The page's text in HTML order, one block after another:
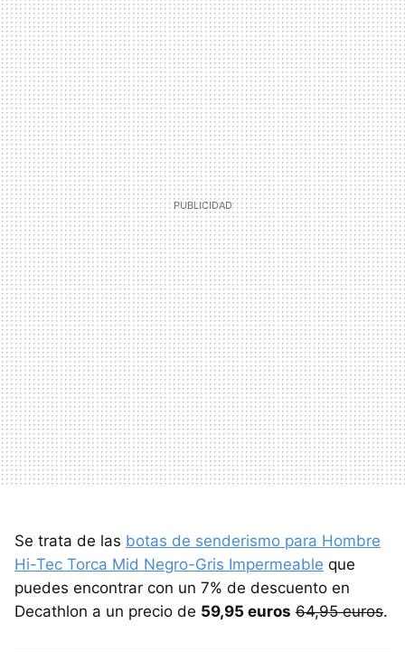
Se trata de las botas de senderismo para Hombre
Hi-Tec Torca Mid Negro-Gris Impermeable que
puedes encontrar con un 7% de descuento en
Decathlon a un precio de 59,95 euros 64,95 euros.